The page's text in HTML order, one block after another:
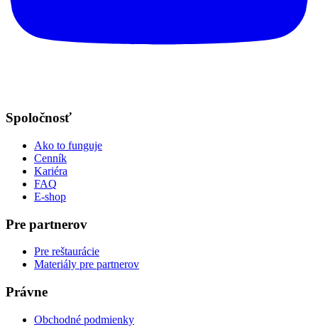
Spoločnosť
Ako to funguje
Cenník
Kariéra
FAQ
E-shop
Pre partnerov
Pre reštaurácie
Materiály pre partnerov
Právne
Obchodné podmienky